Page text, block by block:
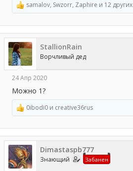
Р
е
а
к
ц
и
и
:
samalov, Swzorr, Zaphire и 12 других
StallionRain
Ворчливый дед
24 Апр 2020
Можно 1?
Р
е
а
к
ц
и
и
:
0ibodi0 и creative36rus
Dimastaspb777
Знающий Забанен